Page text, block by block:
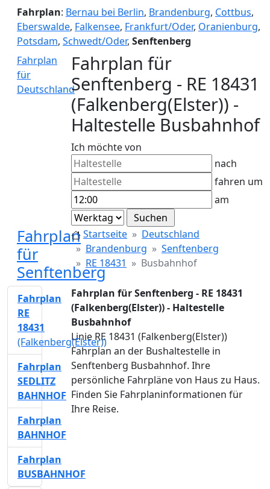
Fahrplan: Bernau bei Berlin, Brandenburg, Cottbus,
Eberswalde, Falkensee, Frankfurt/Oder, Oranienburg,
Potsdam, Schwedt/Oder, Senftenberg
Fahrplan
für
Deutschland
Fahrplan für
Senftenberg - RE 18431
(Falkenberg(Elster)) -
Haltestelle Busbahnhof
Ich möchte von
nach
fahren um
am
Fahrplan
für
Senftenberg
Startseite
Deutschland
Brandenburg
Senftenberg
RE 18431
Busbahnhof
Fahrplan für Senftenberg - RE 18431
(Falkenberg(Elster)) - Haltestelle
Busbahnhof
Linie RE 18431 (Falkenberg(Elster))
Fahrplan an der Bushaltestelle in
Senftenberg Busbahnhof. Ihre
persönliche Fahrpläne von Haus zu Haus.
Finden Sie Fahrplaninformationen für
Ihre Reise.
Fahrplan
RE
18431
(Falkenberg(Elster))
Fahrplan
SEDLITZ
BAHNHOF
Fahrplan
BAHNHOF
Fahrplan
BUSBAHNHOF